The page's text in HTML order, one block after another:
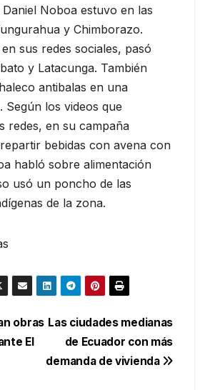
Noboa estuvo en las
y Chimborazo.
sus redes sociales, pasó
y Latacunga. También
antibalas en una
Según los videos que
redes, en su campaña
bebidas con avena con
habló sobre alimentación
usó un poncho de las
de la zona.
Las ciudades medianas
de Ecuador con más
demanda de vivienda
obras
El